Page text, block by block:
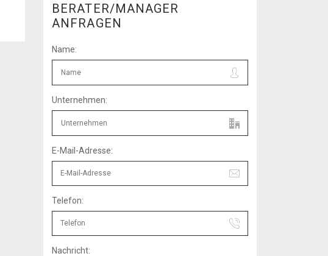
BERATER/MANAGER
ANFRAGEN
Name:
Unternehmen:
E-Mail-Adresse:
Telefon:
Nachricht: